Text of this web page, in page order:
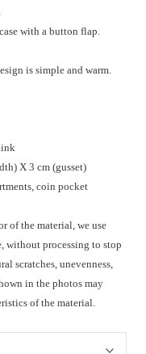
with a button flap.
is simple and warm.
X 3 cm (gusset)
coin pocket
of the material, we use
without processing to stop
scratches, unevenness,
in the photos may
of the material.